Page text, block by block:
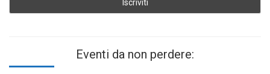
Eventi da non perdere: